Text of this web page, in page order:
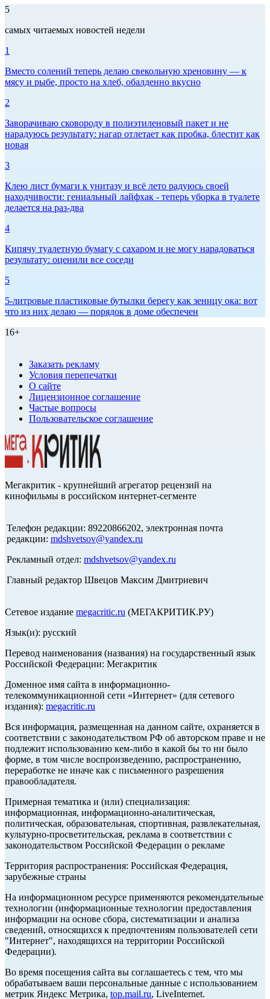
5
самых читаемых новостей недели
1
Вместо солений теперь делаю свекольную хреновину — к
мясу и рыбе, просто на хлеб, обалденно вкусно
2
Заворачиваю сковороду в полиэтиленовый пакет и не
нарадуюсь результату: нагар отлетает как пробка, блестит как
новая
3
Клею лист бумаги к унитазу и всё лето радуюсь своей
находчивости: гениальный лайфхак - теперь уборка в туалете
делается на раз-два
4
Кипячу туалетную бумагу с сахаром и не могу нарадоваться
результату: оценили все соседи
5
5-литровые пластиковые бутылки берегу как зеницу ока: вот
что из них делаю — порядок в доме обеспечен
16+
Заказать рекламу
Условия перепечатки
О сайте
Лицензионное соглашение
Частые вопросы
Пользовательское соглашение
Мегакритик - крупнейший агрегатор рецензий на
кинофильмы в российском интернет-сегменте
Телефон редакции: 89220866202, электронная почта
редакции: mdshvetsov@yandex.ru
Рекламный отдел: mdshvetsov@yandex.ru
Главный редактор Швецов Максим Дмитриевич
Сетевое издание megacritic.ru (МЕГАКРИТИК.РУ)
Язык(и): русский
Перевод наименования (названия) на государственный язык
Российской Федерации: Мегакритик
Доменное имя сайта в информационно-
телекоммуникационной сети «Интернет» (для сетевого
издания): megacritic.ru
Вся информация, размещенная на данном сайте, охраняется в
соответствии с законодательством РФ об авторском праве и не
подлежит использованию кем-либо в какой бы то ни было
форме, в том числе воспроизведению, распространению,
переработке не иначе как с письменного разрешения
правообладателя.
Примерная тематика и (или) специализация:
информационная, информационно-аналитическая,
политическая, образовательная, спортивная, развлекательная,
культурно-просветительская, реклама в соответствии с
законодательством Российской Федерации о рекламе
Территория распространения: Российская Федерация,
зарубежные страны
На информационном ресурсе применяются рекомендательные
технологии (информационные технологии предоставления
информации на основе сбора, систематизации и анализа
сведений, относящихся к предпочтениям пользователей сети
"Интернет", находящихся на территории Российской
Федерации).
Во время посещения сайта вы соглашаетесь с тем, что мы
обрабатываем ваши персональные данные с использованием
метрик Яндекс Метрика, top.mail.ru, LiveInternet.